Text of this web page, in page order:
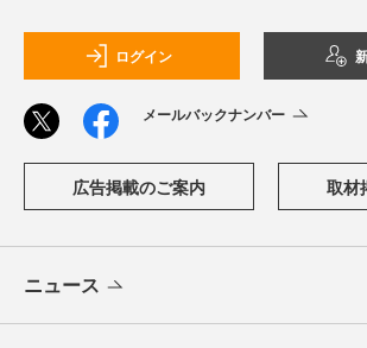
ログイン
メールバックナンバー
広告掲載のご案内 取材
ニュース